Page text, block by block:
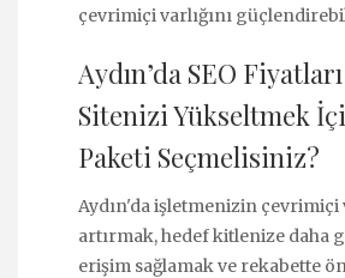
çevrimiçi varlığını
Aydın’da SEO
Sitenizi Yükseltmek
Paketi Seçmelisiniz?
Aydın'da işletmenizin çevrimiçi
artırmak, hedef kitlenize daha
erişim sağlamak ve rekabette